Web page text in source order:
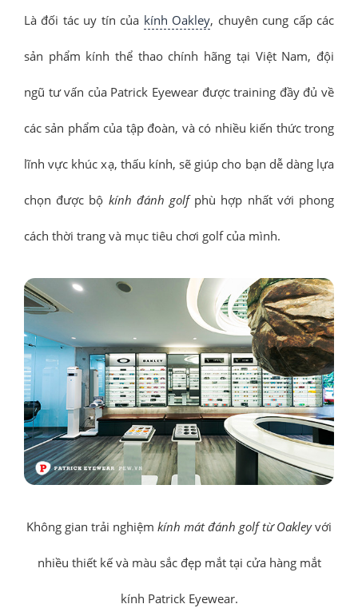
Là đối tác uy tín của kính Oakley, chuyên cung cấp các
sản phẩm kính thể thao chính hãng tại Việt Nam, đội
ngũ tư vấn của Patrick Eyewear được training đầy đủ về
các sản phẩm của tập đoàn, và có nhiều kiến thức trong
lĩnh vực khúc xạ, thấu kính, sẽ giúp cho bạn dễ dàng lựa
chọn được bộ kính đánh golfphù hợp nhất với phong
cách thời trang và mục tiêu chơi golf của mình.
Không gian trải nghiệm kính mát đánh golf từ Oakleyvới
nhiều thiết kế và màu sắc đẹp mắt tại cửa hàng mắt
kính Patrick Eyewear.